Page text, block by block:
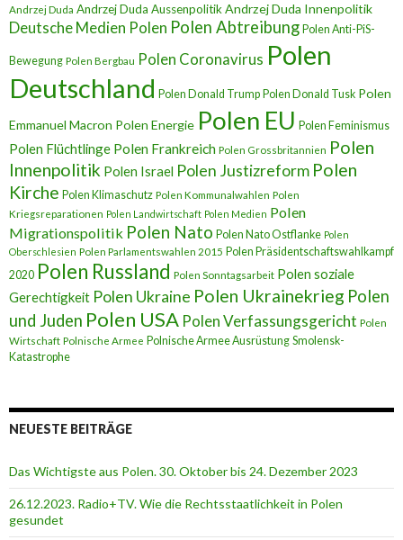
Andrzej Duda Andrzej Duda AussenpolitikAndrzej Duda Innenpolitik
Deutsche Medien Polen Polen Abtreibung Polen Anti-PiS-
Bewegung Polen Bergbau Polen Coronavirus Polen
Deutschland Polen Donald Trump Polen Donald Tusk Polen
Emmanuel Macron Polen Energie Polen EU Polen Feminismus
Polen Flüchtlinge Polen Frankreich Polen Grossbritannien Polen
Innenpolitik Polen Israel Polen Justizreform Polen
Kirche Polen Klimaschutz Polen Kommunalwahlen Polen
Kriegsreparationen Polen Landwirtschaft Polen Medien Polen
Migrationspolitik Polen Nato Polen Nato Ostflanke Polen
Oberschlesien Polen Parlamentswahlen 2015 Polen Präsidentschaftswahlkampf
2020 Polen Russland Polen Sonntagsarbeit Polen soziale
Gerechtigkeit Polen Ukraine Polen Ukrainekrieg Polen
und Juden Polen USA Polen Verfassungsgericht Polen
Wirtschaft Polnische Armee Polnische Armee Ausrüstung Smolensk-
Katastrophe
NEUESTE BEITRÄGE
Das Wichtigste aus Polen. 30. Oktober bis 24. Dezember 2023
26.12.2023. Radio+TV. Wie die Rechtsstaatlichkeit in Polen
gesundet